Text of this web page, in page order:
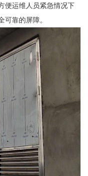
便运维人员紧急情况下
靠的屏障。